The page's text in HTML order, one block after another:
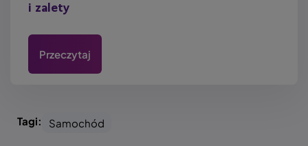
i zalety
Przeczytaj
Tagi: Samochód